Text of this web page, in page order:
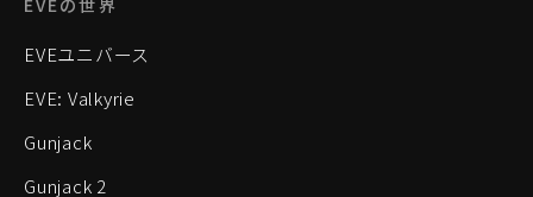
EVEユニバース
EVE: Valkyrie
Gunjack
Gunjack 2